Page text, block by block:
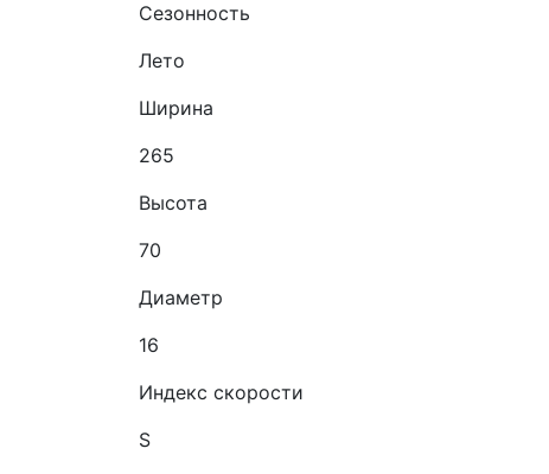
Сезонность
Лето
Ширина
265
Высота
70
Диаметр
16
Индекс скорости
S